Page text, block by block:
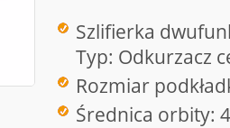
Szlifierka
Typ: Odkurzacz
Rozmiar
Średnica orbity: